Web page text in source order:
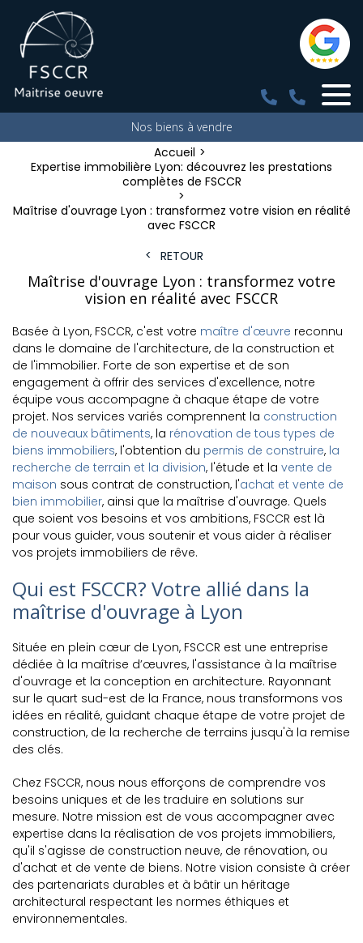
Nos biens à vendre
Accueil
Expertise immobilière Lyon: découvrez les prestations
complètes de FSCCR
Maîtrise d'ouvrage Lyon : transformez votre vision en réalité
avec FSCCR
RETOUR
Maîtrise d'ouvrage Lyon : transformez votre
vision en réalité avec FSCCR
Basée à Lyon, FSCCR, c'est votre maître d'œuvre reconnu
dans le domaine de l'architecture, de la construction et
de l'immobilier. Forte de son expertise et de son
engagement à offrir des services d'excellence, notre
équipe vous accompagne à chaque étape de votre
projet. Nos services variés comprennent la construction
de nouveaux bâtiments, la rénovation de tous types de
biens immobiliers, l'obtention du permis de construire, la
recherche de terrain et la division, l'étude et la vente de
maison sous contrat de construction, l'achat et vente de
bien immobilier, ainsi que la maîtrise d'ouvrage. Quels
que soient vos besoins et vos ambitions, FSCCR est là
pour vous guider, vous soutenir et vous aider à réaliser
vos projets immobiliers de rêve.
Qui est FSCCR? Votre allié dans la
maîtrise d'ouvrage à Lyon
Située en plein cœur de Lyon, FSCCR est une entreprise
dédiée à la maîtrise d’œuvres, l'assistance à la maîtrise
d'ouvrage et la conception en architecture. Rayonnant
sur le quart sud-est de la France, nous transformons vos
idées en réalité, guidant chaque étape de votre projet de
construction, de la recherche de terrains jusqu'à la remise
des clés.
Chez FSCCR, nous nous efforçons de comprendre vos
besoins uniques et de les traduire en solutions sur
mesure. Notre mission est de vous accompagner avec
expertise dans la réalisation de vos projets immobiliers,
qu'il s'agisse de construction neuve, de rénovation, ou
d'achat et de vente de biens. Notre vision consiste à créer
des partenariats durables et à bâtir un héritage
architectural respectant les normes éthiques et
environnementales.